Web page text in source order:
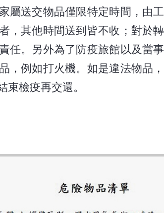
屬送交物品僅限特定時間，由
，其他時間送到皆不收；對於
任。另外為了防疫旅館以及當
，例如打火機。如是違法物品
檢疫再交還。